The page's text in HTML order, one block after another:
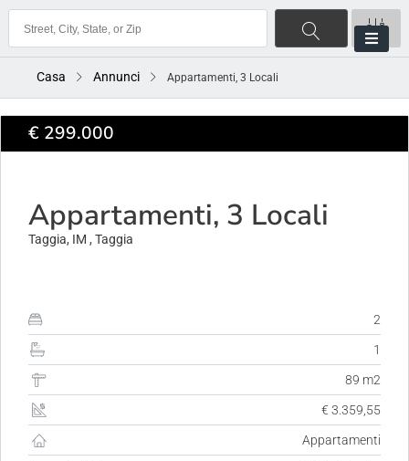
Casa Annunci Appartamenti, 3 Locali
€ 299.000
Appartamenti, 3 Locali
Taggia, IM , Taggia
2
1
89 m2
€ 3.359,55
Appartamenti